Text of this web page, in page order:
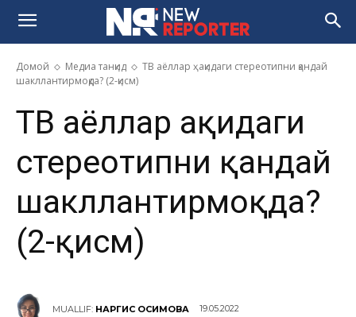
Домой Медиа танқид
ТВ аёллар ҳақидаги стереотипни қандай
шакллантирмоқда? (2-қисм)
ТВ аёллар ҳақидаги
стереотипни қандай
шакллантирмоқда?
(2-қисм)
MUALLIF: НАРГИС ҚОСИМОВА 19.05.2022